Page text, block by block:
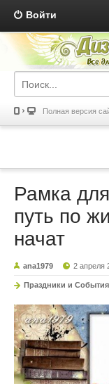
Войти
Полная версия
Рамка
путь по
начат
ana1979 2 апреля
Праздники и События